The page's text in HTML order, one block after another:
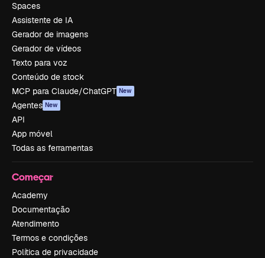
Spaces
Assistente de IA
Gerador de imagens
Gerador de vídeos
Texto para voz
Conteúdo de stock
MCP para Claude/ChatGPT New
Agentes New
API
App móvel
Todas as ferramentas
Começar
Academy
Documentação
Atendimento
Termos e condições
Política de privacidade